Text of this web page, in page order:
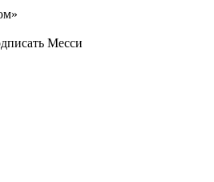
Месси